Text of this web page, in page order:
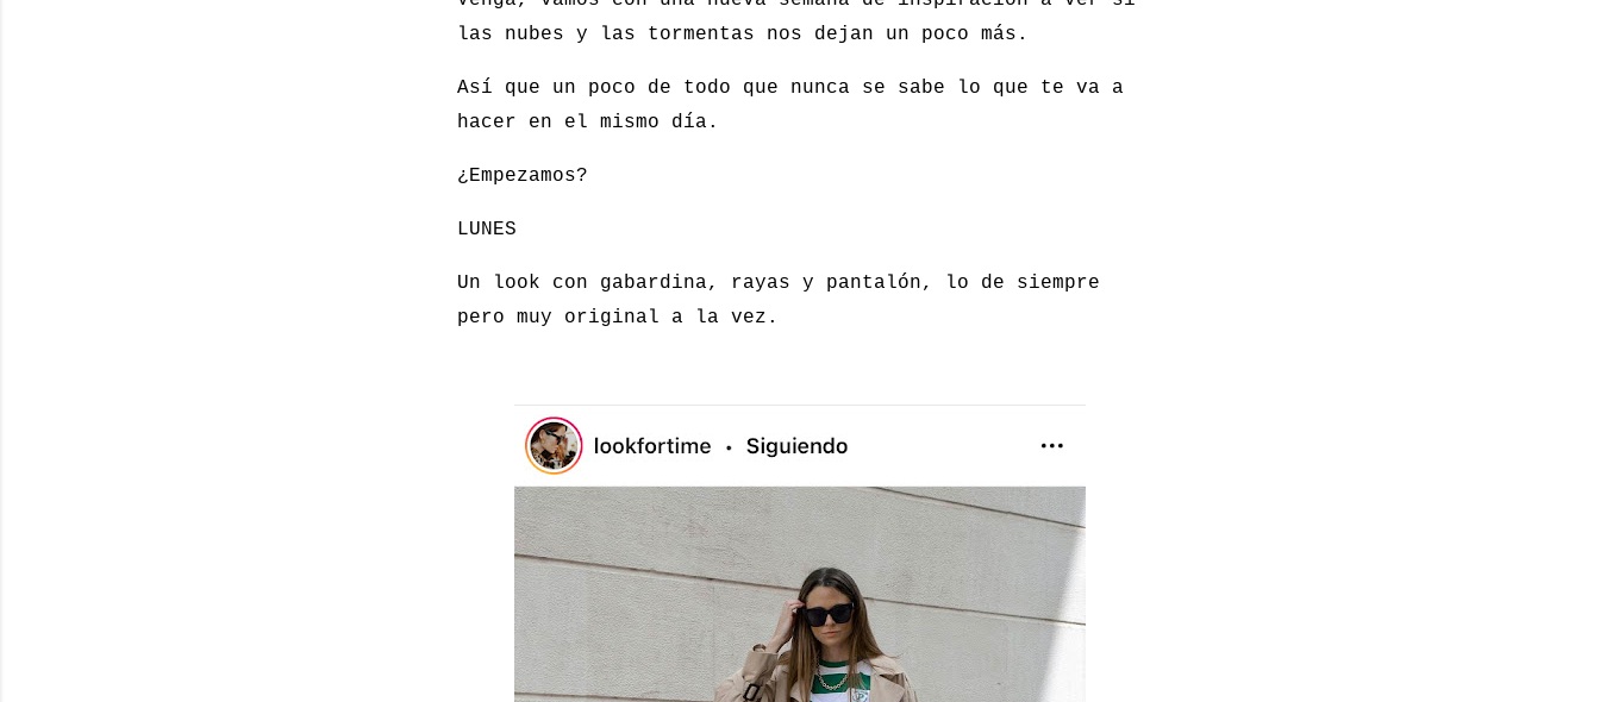
las nubes y las tormentas nos dejan un poco más.
Así que un poco de todo que nunca se sabe lo que te va a
hacer en el mismo día.
¿Empezamos?
LUNES
Un look con gabardina, rayas y pantalón, lo de siempre
pero muy original a la vez.